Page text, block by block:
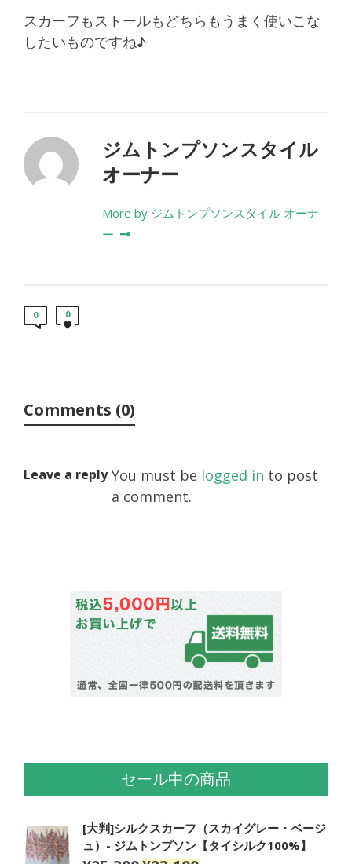
スカーフもストールもどちらもうまく使いこな
したいものですね♪
ジムトンプソンスタイル
オーナー
More by ジムトンプソンスタイル オーナ
ー
0 0
Comments (0)
Leave a reply You must be logged in to post
a comment.
セール中の商品
[大判]シルクスカーフ（スカイグレー・ベージ
ュ）- ジムトンプソン【タイシルク100%】